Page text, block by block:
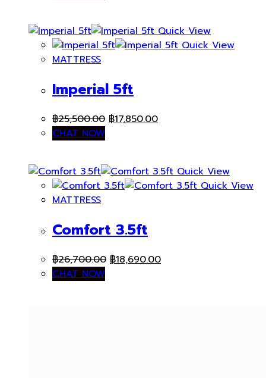
Quick View
Quick View
MATTRESS
Imperial 5ft
฿25,500.00 Original
฿25,500.00.
฿17,850.00Current
CHAT NOW
Quick View
Quick View
MATTRESS
Comfort 3.5ft
฿26,700.00 Original
฿18,690.00Current
CHAT NOW